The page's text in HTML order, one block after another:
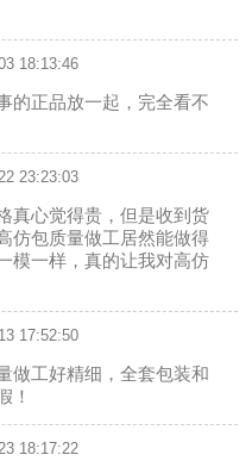
18:13:46
的正品放一起，完全看不
23:23:03
真心觉得贵，但是收到货
仿包质量做工居然能做得
模一样，真的让我对高仿
17:52:50
做工好精细，全套包装和
！
18:17:22